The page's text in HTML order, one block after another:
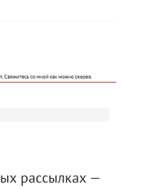
рассылках —